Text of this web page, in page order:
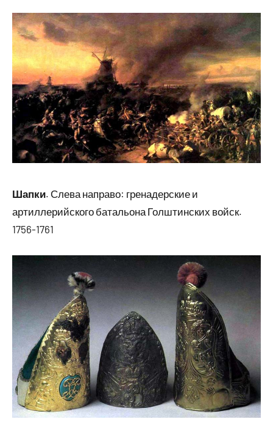
Шапки. Слева направо: гренадерские и
артиллерийского батальона Голштинских войск.
1756-1761